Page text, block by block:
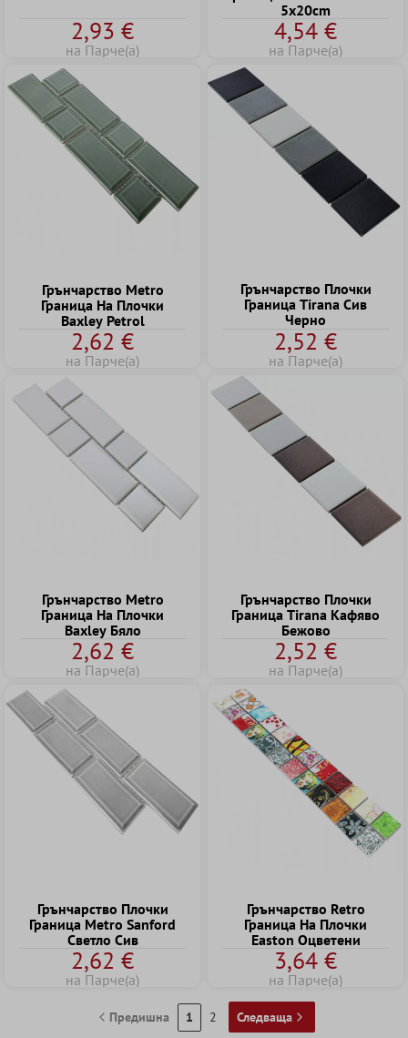
2,93 €
на Парче(а)
5x20cm
4,54 €
на Парче(а)
Грънчарство Metro
Граница Hа Плочки
Baxley Petrol
2,62 €
на Парче(а)
Грънчарство Плочки
Граница Tirana Сив
Черно
2,52 €
на Парче(а)
Грънчарство Metro
Граница Hа Плочки
Baxley Бяло
2,62 €
на Парче(а)
Грънчарство Плочки
Граница Tirana Kафяво
Бежово
2,52 €
на Парче(а)
Грънчарство Плочки
Граница Metro Sanford
Cветло Cив
2,62 €
на Парче(а)
Грънчарство Retro
Граница Hа Плочки
Easton Оцветени
3,64 €
на Парче(а)
Предишна 1 2 Следваща